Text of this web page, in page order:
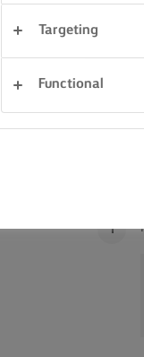
Így
1
Targeting
Functional